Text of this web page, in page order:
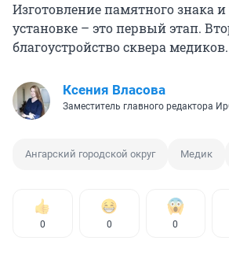
Изготовление памятного знака
установке – это первый этап.
благоустройство сквера
Ксения Власова
Заместитель главного редактора
Ангарский городской округ Медик
0 0 0